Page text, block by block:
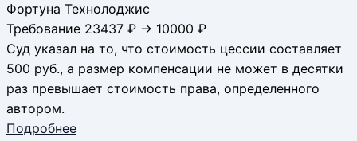
Фортуна Технолоджис
Требование 23437 ₽ → 10000 ₽
Суд указал на то, что стоимость цессии составляет
500 руб., а размер компенсации не может в десятки
раз превышает стоимость права, определенного
автором.
Подробнее